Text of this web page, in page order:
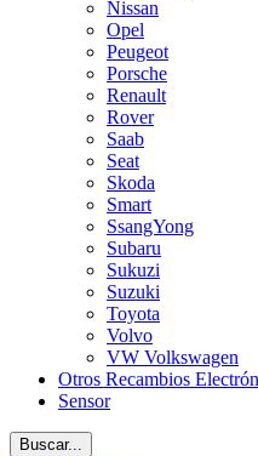
Nissan
Opel
Peugeot
Porsche
Renault
Rover
Saab
Seat
Skoda
Smart
SsangYong
Subaru
Sukuzi
Suzuki
Toyota
Volvo
VW Volkswagen
Otros Recambios
Sensor
Buscar...